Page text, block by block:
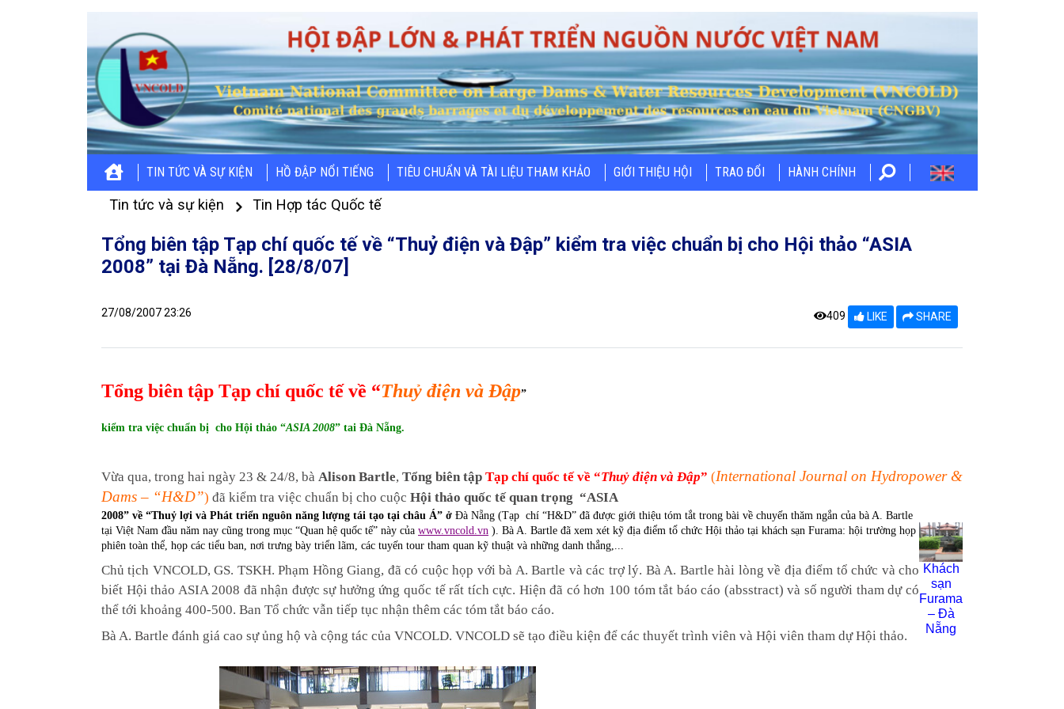
TIN TỨC VÀ SỰ KIỆN HỒ ĐẬP NỔI TIẾNG TIÊU CHUẨN VÀ TÀI LIỆU THAM KHẢO GIỚI THIỆU HỘI TRAO ĐỔI HÀNH CHÍNH
Tin tức và sự kiện Tin Hợp tác Quốc tế
Tổng biên tập Tạp chí quốc tế về “Thuỷ điện và Đập” kiểm tra việc chuẩn bị cho Hội thảo “ASIA
2008” tại Đà Nẵng. [28/8/07]
27/08/2007 23:26 409 LIKE SHARE
Tổng biên tập Tạp chí quốc tế về “Thuỷ điện và Đập”
kiểm tra việc chuẩn bị cho Hội thảo “ASIA 2008” tai Đà Nẵng.
Vừa qua, trong hai ngày 23 & 24/8, bà Alison Bartle, Tổng biên tập Tạp chí quốc tế về “Thuỷ điện và Đập” (International Journal on Hydropower &
Dams – “H&D”) đã kiểm tra việc chuẩn bị cho cuộc Hội thảo quốc tế quan trọng “ASIA
Khách
sạn
Furama
– Đà
Nẵng
2008” về “Thuỷ lợi và Phát triển nguôn năng lượng tái tạo tại châu Á” ở Đà Nẵng (Tạp chí “H&D” đã được giới thiệu tóm tắt trong bài về chuyến thăm ngắn của bà A. Bartle
tại Việt Nam đầu năm nay cũng trong mục “Quan hệ quốc tế” này của www.vncold.vn ). Bà A. Bartle đã xem xét kỹ địa điểm tổ chức Hội thảo tại khách sạn Furama: hội trường họp
phiên toàn thể, họp các tiểu ban, nơi trưng bày triển lãm, các tuyến tour tham quan kỹ thuật và những danh thắng,...
Chủ tịch VNCOLD, GS. TSKH. Phạm Hồng Giang, đã có cuộc họp với bà A. Bartle và các trợ lý. Bà A. Bartle hài lòng về địa điểm tổ chức và cho
biết Hội thảo ASIA 2008 đã nhận được sự hưởng ứng quốc tế rất tích cực. Hiện đã có hơn 100 tóm tắt báo cáo (absstract) và số người tham dự có
thể tới khoảng 400-500. Ban Tổ chức vẫn tiếp tục nhận thêm các tóm tắt báo cáo.
Bà A. Bartle đánh giá cao sự ủng hộ và cộng tác của VNCOLD. VNCOLD sẽ tạo điều kiện để các thuyết trình viên và Hội viên tham dự Hội thảo.